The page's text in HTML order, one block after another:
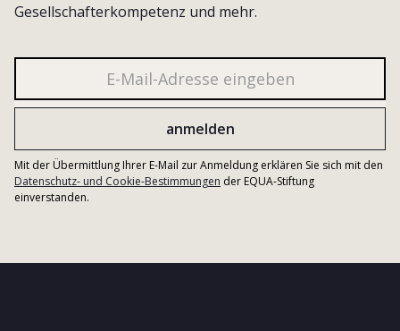
Gesellschafterkompetenz und mehr.
Mit der Übermittlung Ihrer E-Mail zur Anmeldung erklären Sie sich mit den
Datenschutz- und Cookie-Bestimmungen der EQUA-Stiftung
einverstanden.